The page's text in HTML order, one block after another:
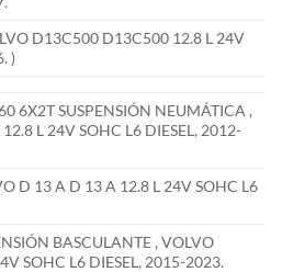
D13C500 D13C500 12.8 L 24V
)
6X2T SUSPENSIÓN NEUMÁTICA ,
L 24V SOHC L6 DIESEL, 2012-
D 13 A D 13 A 12.8 L 24V SOHC L6
BASCULANTE , VOLVO
SOHC L6 DIESEL, 2015-2023.